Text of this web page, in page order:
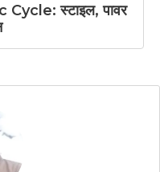
स्टाइल, पावर